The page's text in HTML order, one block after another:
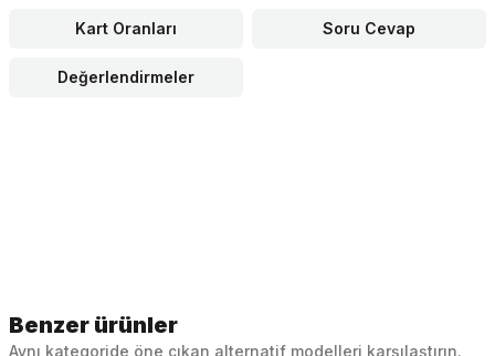
Kart Oranları Soru Cevap
Değerlendirmeler
Benzer ürünler
Aynı kategoride öne çıkan alternatif modelleri karşılaştırın.